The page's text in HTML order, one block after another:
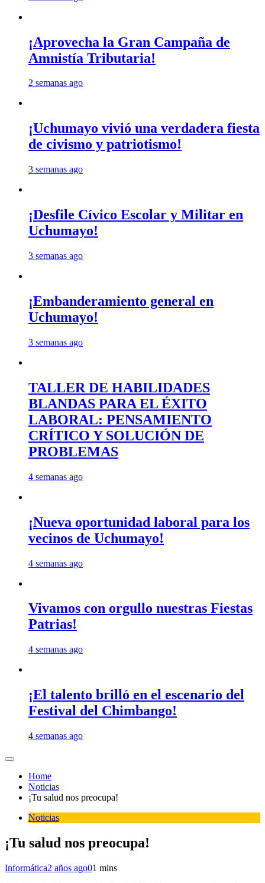
¡Aprovecha la Gran Campaña de
Amnistía Tributaria!
2 semanas ago
¡Uchumayo vivió una verdadera fiesta
de civismo y patriotismo!
3 semanas ago
¡Desfile Cívico Escolar y Militar en
Uchumayo!
3 semanas ago
¡Embanderamiento general en
Uchumayo!
3 semanas ago
TALLER DE HABILIDADES
BLANDAS PARA EL ÉXITO
LABORAL: PENSAMIENTO
CRÍTICO Y SOLUCIÓN DE
PROBLEMAS
4 semanas ago
¡Nueva oportunidad laboral para los
vecinos de Uchumayo!
4 semanas ago
Vivamos con orgullo nuestras Fiestas
Patrias!
4 semanas ago
¡El talento brilló en el escenario del
Festival del Chimbango!
4 semanas ago
Home
Noticias
¡Tu salud nos preocupa!
Noticias
¡Tu salud nos preocupa!
Informática2 años ago01 mins